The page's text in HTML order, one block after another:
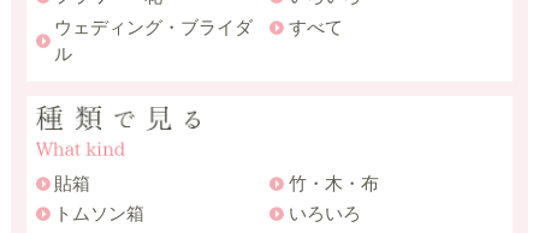
ウェディング・ブライダ
ル
すべて
貼箱
トムソン箱
竹・木・布
いろいろ